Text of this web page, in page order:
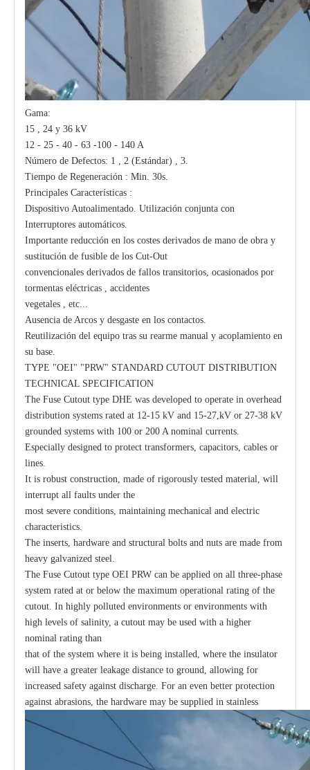
Gama:
15 , 24 y 36 kV
12 - 25 - 40 - 63 -100 - 140 A
Número de Defectos: 1 , 2 (Estándar) , 3.
Tiempo de Regeneración : Min. 30s.
Principales Características :
Dispositivo Autoalimentado. Utilización conjunta con
Interruptores automáticos.
Importante reducción en los costes derivados de mano de obra y
sustitución de fusible de los Cut-Out
convencionales derivados de fallos transitorios, ocasionados por
tormentas eléctricas , accidentes
vegetales , etc...
Ausencia de Arcos y desgaste en los contactos.
Reutilización del equipo tras su rearme manual y acoplamiento en
su base.
TYPE "OEI" "PRW" STANDARD CUTOUT DISTRIBUTION
TECHNICAL SPECIFICATION
The Fuse Cutout type DHE was developed to operate in overhead
distribution systems rated at 12-15 kV and 15-27,kV or 27-38 kV
grounded systems with 100 or 200 A nominal currents.
Especially designed to protect transformers, capacitors, cables or
lines.
It is robust construction, made of rigorously tested material, will
interrupt all faults under the
most severe conditions, maintaining mechanical and electric
characteristics.
The inserts, hardware and structural bolts and nuts are made from
heavy galvanized steel.
The Fuse Cutout type OEI PRW can be applied on all three-phase
system rated at or below the maximum operational rating of the
cutout. In highly polluted environments or environments with
high levels of salinity, a cutout may be used with a higher
nominal rating than
that of the system where it is being installed, where the insulator
will have a greater leakage distance to ground, allowing for
increased safety against discharge. For an even better protection
against abrasions, the hardware may be supplied in stainless